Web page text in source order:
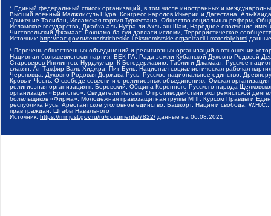
* Единый федеральный список организаций, в том числе иностранных и
Высший военный Маджлисуль Шура, Конгресс народов Ичкерии и Дагестана, Аль-
Движение Талибан, Исламская партия Туркестана, Общество социальных реформ,
Исламское государство, Джабха аль-Нусра ли-Ахль аш-Шам, Народное ополчение
Чистопольский Джамаат, Рохнамо ба суи давлати исломи, Террористическое
Источник: http://nac.gov.ru/terroristicheskie-i-ekstremistskie-organizacii-i-materialy.html
* Перечень общественных объединений и религиозных организаций в отношении
Национал-большевистская партия, ВЕК РА, Рада земли Кубанской Духовно Родовой
Староверов-Инглингов, Нурджулар, К Богодержавию, Таблиги Джамаат, Русское
славян, Ат-Такфир Валь-Хиджра, Пит Буль, Национал-социалистическая рабочая
Череповца, Духовно-Родовая Держава Русь, Русское национальное единство,
Кровь и Честь, О свободе совести и о религиозных объединениях, Омская
религиозная организация п. Боровский, Община Коренного Русского народа
организация «Братство», Свидетели Иеговы, О противодействии экстремистской
болельщиков «Фирма», Молодежная правозащитная группа МПГ, Курсом Правды и
республика Русь, Арестантское уголовное единство, Башкорт, Нация и свобода,
прав граждан, Штабы Навального
Источник: https://minjust.gov.ru/ru/documents/7822/ данные на 06.08.2021